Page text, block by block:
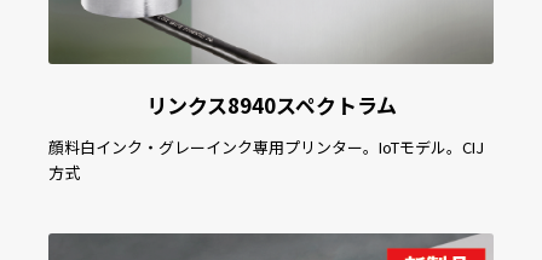
リンクス8940スペクトラム
顔料白インク・グレーインク専用プリンター。IoTモデル。CIJ
方式